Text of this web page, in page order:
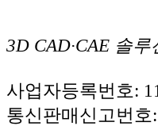
3D CAD·CAE 솔
사업자등록번호:
통신판매신고번호